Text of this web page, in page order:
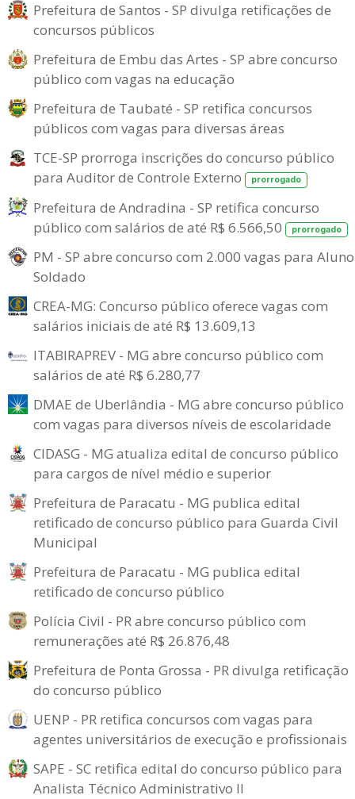
Prefeitura de Santos - SP divulga retificações de
concursos públicos
Prefeitura de Embu das Artes - SP abre concurso
público com vagas na educação
Prefeitura de Taubaté - SP retifica concursos
públicos com vagas para diversas áreas
TCE-SP prorroga inscrições do concurso público
para Auditor de Controle Externo
prorrogado
Prefeitura de Andradina - SP retifica concurso
público com salários de até R$ 6.566,50
prorrogado
PM - SP abre concurso com 2.000 vagas para
Soldado
CREA-MG: Concurso público oferece vagas com
salários iniciais de até R$ 13.609,13
ITABIRAPREV - MG abre concurso público com
salários de até R$ 6.280,77
DMAE de Uberlândia - MG abre concurso público
com vagas para diversos níveis de escolaridade
CIDASG - MG atualiza edital de concurso público
para cargos de nível médio e superior
Prefeitura de Paracatu - MG publica edital
retificado de concurso público para Guarda Civil
Municipal
Prefeitura de Paracatu - MG publica edital
retificado de concurso público
Polícia Civil - PR abre concurso público com
remunerações até R$ 26.876,48
Prefeitura de Ponta Grossa - PR divulga retificação
do concurso público
UENP - PR retifica concursos com vagas para
agentes universitários de execução e profissionais
SAPE - SC retifica edital do concurso público para
Analista Técnico Administrativo II